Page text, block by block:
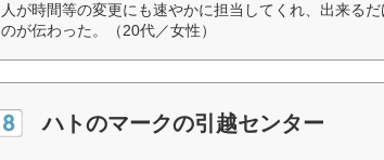
人が時間等の変更にも速やかに担当してくれ、出来る
のが伝わった。（20代／女性）
ハトのマークの引越センター